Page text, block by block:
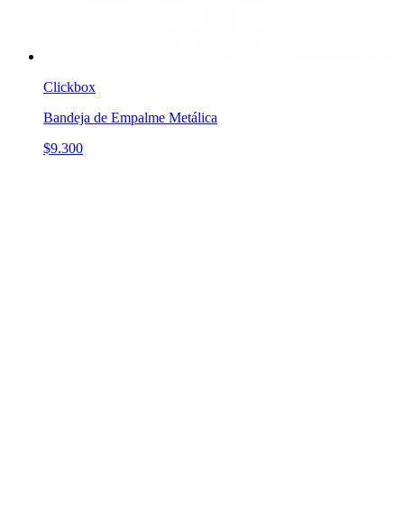
Clickbox
Bandeja de Empalme Metálica
$9.300